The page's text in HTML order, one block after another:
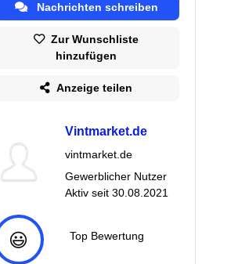
Nachrichten schreiben
Zur Wunschliste
hinzufügen
Anzeige teilen
Vintmarket.de
vintmarket.de
Gewerblicher Nutzer
Aktiv seit 30.08.2021
😃 Top Bewertung